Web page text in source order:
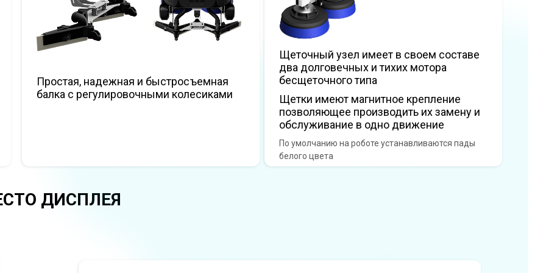
Щеточный узел имеет в своем составе
два долговечных и тихих мотора
бесщеточного типа
Щетки имеют магнитное крепление
позволяющее производить их замену и
обслуживание в одно движение
По умолчанию на роботе устанавливаются пады
белого цвета
Простая, надежная и быстросъемная
балка с регулировочными колесиками
ДИСПЛЕЯ